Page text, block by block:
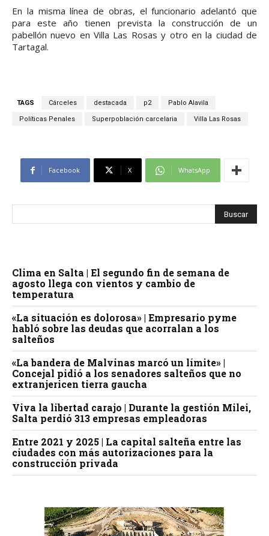
En la misma línea de obras, el funcionario adelantó que
para este año tienen prevista la construcción de un
pabellón nuevo en Villa Las Rosas y otro en la ciudad de
Tartagal.
TAGS Cárceles destacada p2 Pablo Alavila
Políticas Penales Superpoblación carcelaria Villa Las Rosas
Facebook X WhatsApp
Clima en Salta | El segundo fin de semana de
agosto llega con vientos y cambio de
temperatura
«La situación es dolorosa» | Empresario pyme
habló sobre las deudas que acorralan a los
salteños
«La bandera de Malvinas marcó un límite» |
Concejal pidió a los senadores salteños que no
extranjericen tierra gaucha
Viva la libertad carajo | Durante la gestión Milei,
Salta perdió 313 empresas empleadoras
Entre 2021 y 2025 | La capital salteña entre las
ciudades con más autorizaciones para la
construcción privada